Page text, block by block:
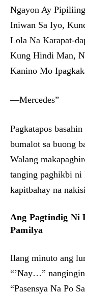
Ngayon Ay
Iniwan Sa Iyo,
Lola Na Karapat-
Kung Hindi Man,
Kanino Mo
—Mercedes”
Pagkatapos
bumalot sa buong
Walang
tanging paghikbi
kapitbahay na
Ang Pagtindig Ni
Pamilya
Ilang minuto ang
“’Nay…”
“Pasensya Na Po